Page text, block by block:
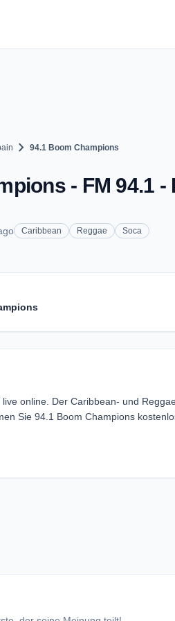
chevron_right 94.1 Boom Champions
- FM 94.1 -
Caribbean Reggae Soca
online. Der Caribbean- und
Sie 94.1 Boom Champions